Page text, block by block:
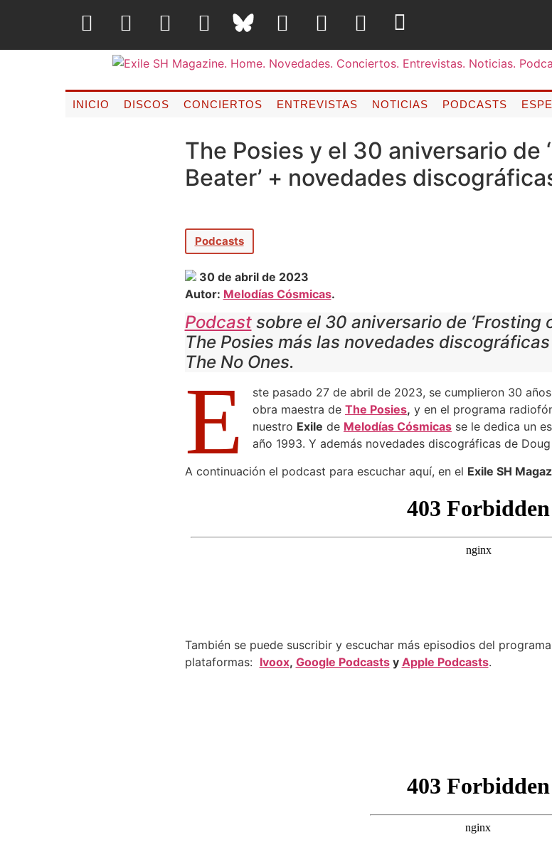
INICIO DISCOS CONCIERTOS ENTREVISTAS NOTICIAS PODCASTS
The Posies y el 30 aniversario de
Beater’ + novedades
Podcasts
30 de abril de 2023
Autor: Melodías Cósmicas.
Podcastsobre el 30 aniversario de ‘Frosting
The Posies más las novedades
The No Ones.
E ste pasado 27 de abril de 2023, se cumplieron 30
obra maestra de The Posies, y en el programa
nuestro Exile de Melodías Cósmicasse le dedica un
año 1993. Y además novedades discográficas de
A continuación el podcast para escuchar aquí, en el Exile SH
También se puede suscribir y escuchar más episodios del
plataformas: Ivoox, Google Podcastsy Apple Podcasts.